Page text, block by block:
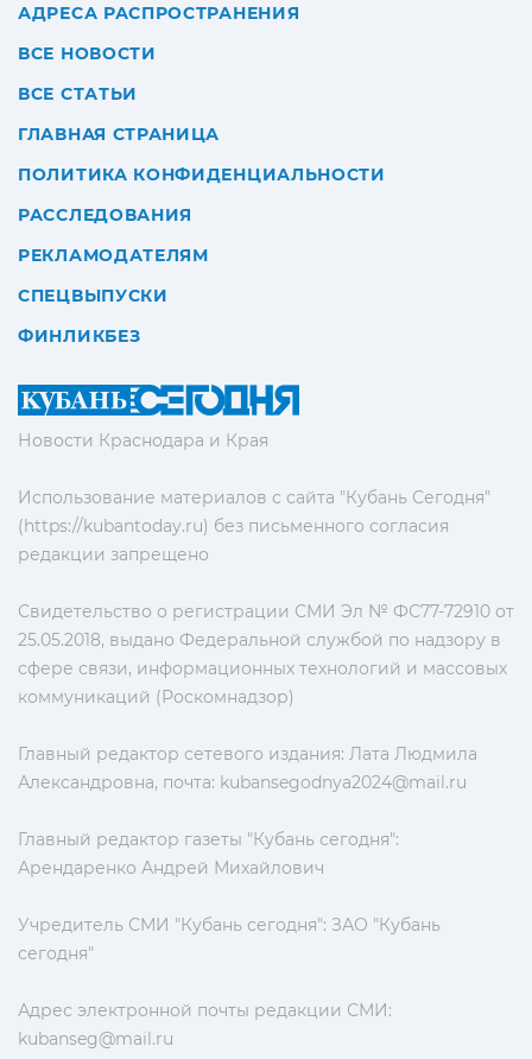
Новости Краснодара и Края
Использование материалов с сайта "Кубань Сегодня"
(https://kubantoday.ru) без письменного согласия
редакции запрещено
Свидетельство о регистрации СМИ Эл № ФС77-72910 от
25.05.2018, выдано Федеральной службой по надзору в
сфере связи, информационных технологий и массовых
коммуникаций (Роскомнадзор)
Главный редактор сетевого издания: Лата Людмила
Александровна, почта: kubansegodnya2024@mail.ru
Главный редактор газеты "Кубань сегодня":
Арендаренко Андрей Михайлович
Учредитель СМИ "Кубань сегодня": ЗАО "Кубань
сегодня"
Адрес электронной почты редакции СМИ:
kubanseg@mail.ru
АДРЕСА РАСПРОСТРАНЕНИЯ
ВСЕ НОВОСТИ
ВСЕ СТАТЬИ
ГЛАВНАЯ СТРАНИЦА
ПОЛИТИКА КОНФИДЕНЦИАЛЬНОСТИ
РАССЛЕДОВАНИЯ
РЕКЛАМОДАТЕЛЯМ
СПЕЦВЫПУСКИ
ФИНЛИКБЕЗ